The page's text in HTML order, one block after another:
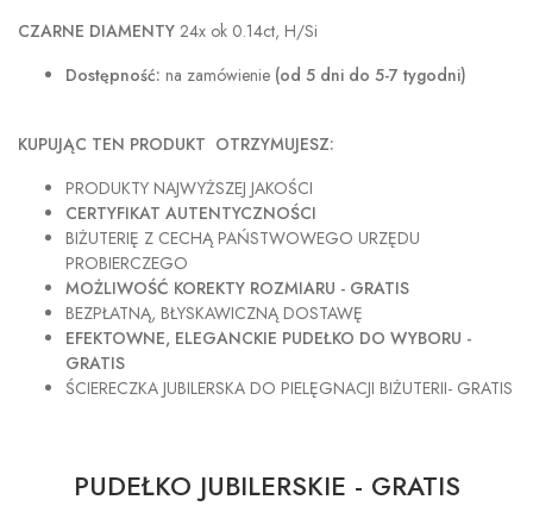
CZARNE DIAMENTY 24x ok 0.14ct, H/Si
Dostępność: na zamówienie (od 5 dni do 5-7 tygodni)
KUPUJĄC TEN PRODUKT OTRZYMUJESZ:
PRODUKTY NAJWYŻSZEJ JAKOŚCI
CERTYFIKAT AUTENTYCZNOŚCI
BIŻUTERIĘ Z CECHĄ PAŃSTWOWEGO URZĘDU
PROBIERCZEGO
MOŻLIWOŚĆ KOREKTY ROZMIARU - GRATIS
BEZPŁATNĄ, BŁYSKAWICZNĄ DOSTAWĘ
EFEKTOWNE, ELEGANCKIE PUDEŁKO DO WYBORU -
GRATIS
ŚCIERECZKA JUBILERSKA DO PIELĘGNACJI BIŻUTERII- GRATIS
PUDEŁKO JUBILERSKIE - GRATIS